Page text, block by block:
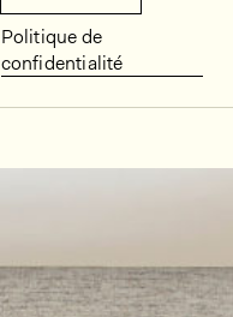
Politique de
confidentialité